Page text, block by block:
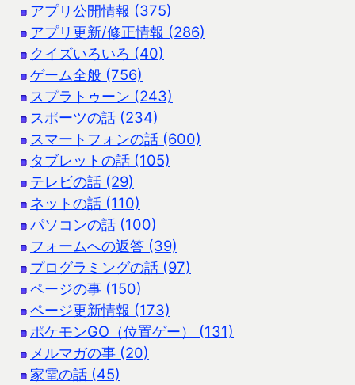
アプリ公開情報 (375)
アプリ更新/修正情報 (286)
クイズいろいろ (40)
ゲーム全般 (756)
スプラトゥーン (243)
スポーツの話 (234)
スマートフォンの話 (600)
タブレットの話 (105)
テレビの話 (29)
ネットの話 (110)
パソコンの話 (100)
フォームへの返答 (39)
プログラミングの話 (97)
ページの事 (150)
ページ更新情報 (173)
ポケモンGO（位置ゲー） (131)
メルマガの事 (20)
家電の話 (45)